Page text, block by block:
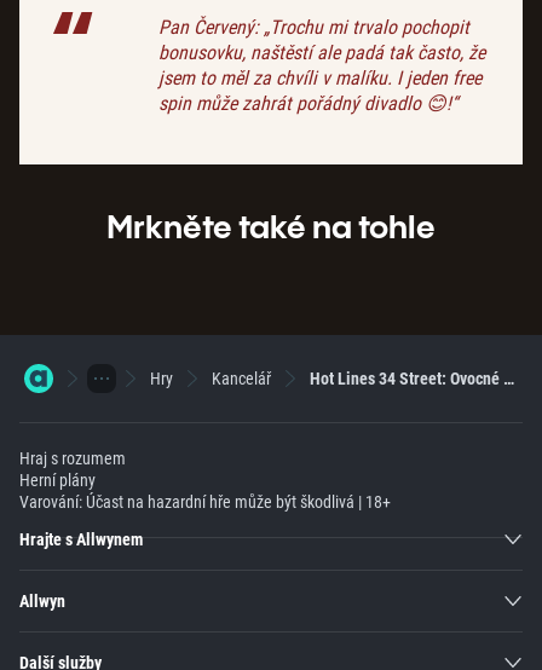
Pan Červený: „Trochu mi trvalo pochopit
bonusovku, naštěstí ale padá tak často, že
jsem to měl za chvíli v malíku. I jeden free
spin může zahrát pořádný divadlo 😊!“
Mrkněte také na tohle
Hry Kancelář Hot Lines 34 Street: Ovocné výhry, které tě rozžhaví
Hraj s rozumem
Herní plány
Varování: Účast na hazardní hře může být škodlivá | 18+
Hrajte s Allwynem
Allwyn
Další služby